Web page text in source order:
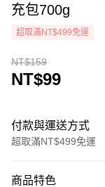
充包700g
超取滿NT$499免運
NT$159
NT$99
付款與運送方式
超取滿NT$499免運
商品特色